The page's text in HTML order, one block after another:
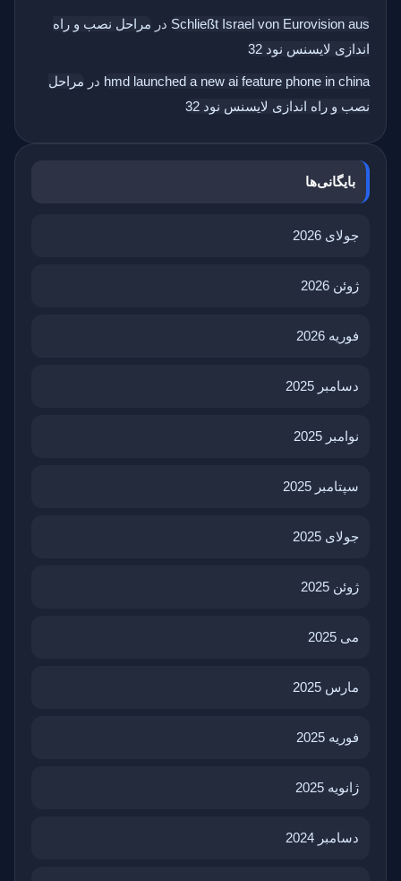
Schließt Israel von Eurovision aus در مراحل نصب و راه
اندازی لایسنس نود 32
hmd launched a new ai feature phone in china در مراحل
نصب و راه اندازی لایسنس نود 32
بایگانی‌ها
جولای 2026
ژوئن 2026
فوریه 2026
دسامبر 2025
نوامبر 2025
سپتامبر 2025
جولای 2025
ژوئن 2025
می 2025
مارس 2025
فوریه 2025
ژانویه 2025
دسامبر 2024